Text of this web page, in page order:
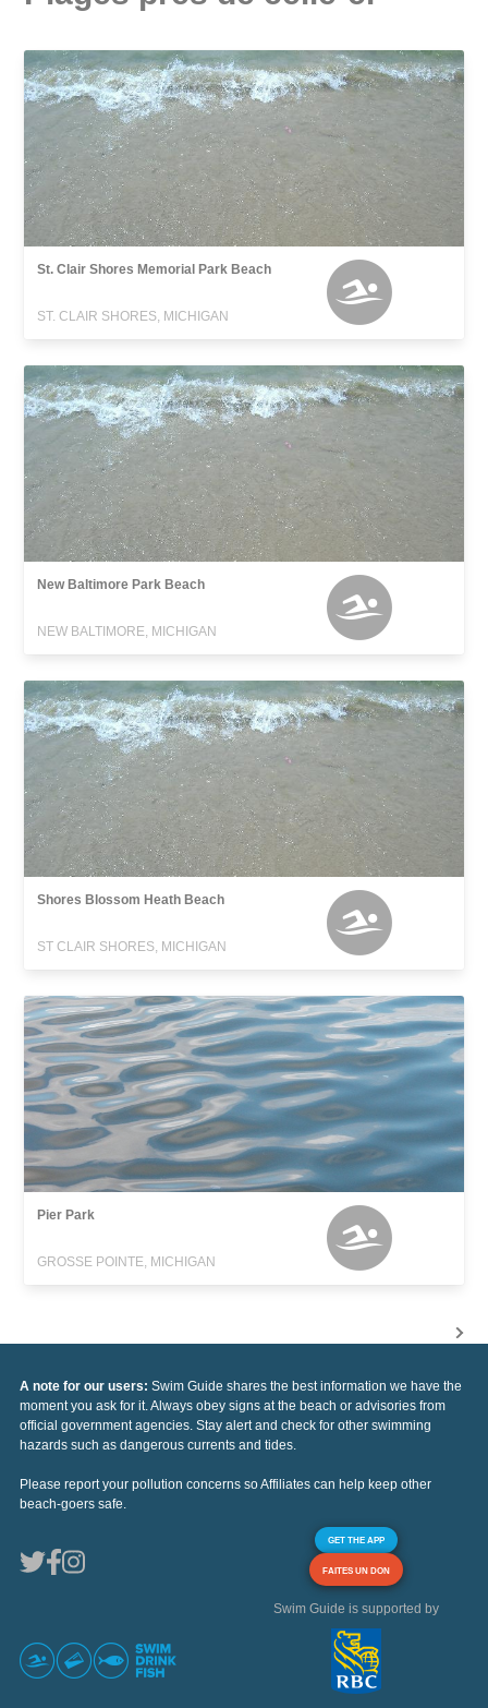
St. Clair Shores Memorial Park Beach
ST. CLAIR SHORES, MICHIGAN
New Baltimore Park Beach
NEW BALTIMORE, MICHIGAN
Shores Blossom Heath Beach
ST CLAIR SHORES, MICHIGAN
Pier Park
GROSSE POINTE, MICHIGAN
A note for our users: Swim Guide shares the best information we have the
moment you ask for it. Always obey signs at the beach or advisories from
official government agencies. Stay alert and check for other swimming
hazards such as dangerous currents and tides.
Please report your pollution concerns so Affiliates can help keep other
beach-goers safe.
GET THE APP
FAITES UN DON
Swim Guide is supported by